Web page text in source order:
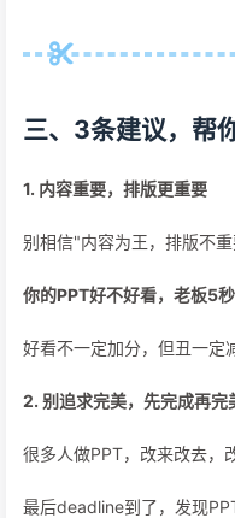
三、3条建议，帮
1. 内容重要，排版更重要
别相信"内容为王，排版不重
你的PPT好不好看，老板5秒
好看不一定加分，但丑一定
2. 别追求完美，先完成再完
很多人做PPT，改来改去，
最后deadline到了，发现